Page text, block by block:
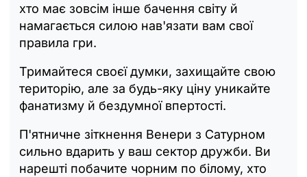
хто має зовсім інше бачення світу й
намагається силою нав'язати вам свої
правила гри.
Тримайтеся своєї думки, захищайте свою
територію, але за будь-яку ціну уникайте
фанатизму й бездумної впертості.
П'ятничне зіткнення Венери з Сатурном
сильно вдарить у ваш сектор дружби. Ви
нарешті побачите чорним по білому, хто